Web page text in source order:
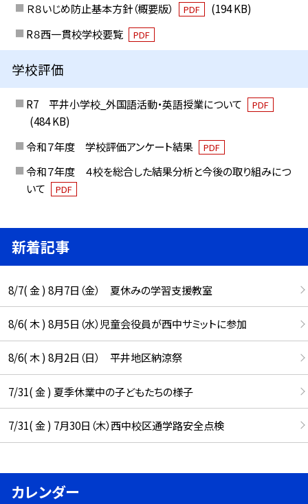
Ｒ８いじめ防止基本方針（概要版） PDF
(194 KB)
R８西一貫校学校要覧
PDF
学校評価
R7 平井小学校_外国語活動・英語授業について PDF
(484 KB)
令和７年度 学校評価アンケート結果
PDF
令和７年度 ４校を総合した結果分析と今後の取り組みにつ
いて
PDF
新着記事
8/7( 金 ) 8月7日（金） 夏休みの学習支援教室
8/6( 木 ) 8月5日（水）児童会役員が西中サミットに参加
8/6( 木 ) 8月2日（日） 平井地区納涼祭
7/31( 金 ) 夏季休業中の子どもたちの様子
7/31( 金 ) 7月30日（木）西中校区通学路安全点検
カレンダー